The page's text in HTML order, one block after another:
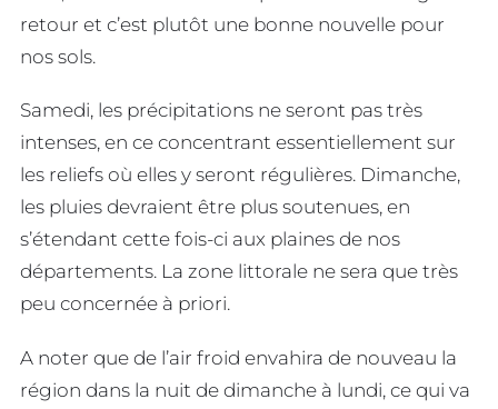
retour et c’est plutôt une bonne nouvelle pour
nos sols.
Samedi, les précipitations ne seront pas très
intenses, en ce concentrant essentiellement sur
les reliefs où elles y seront régulières. Dimanche,
les pluies devraient être plus soutenues, en
s’étendant cette fois-ci aux plaines de nos
départements. La zone littorale ne sera que très
peu concernée à priori.
A noter que de l’air froid envahira de nouveau la
région dans la nuit de dimanche à lundi, ce qui va